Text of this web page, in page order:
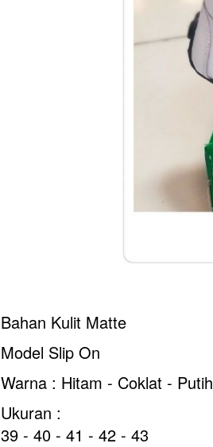
Bahan Kulit Matte
Model Slip On
Warna : Hitam - Coklat - Putih
Ukuran :
39 - 40 - 41 - 42 - 43